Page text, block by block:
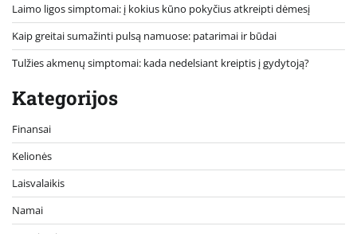
Laimo ligos simptomai: į kokius kūno pokyčius atkreipti dėmesį
Kaip greitai sumažinti pulsą namuose: patarimai ir būdai
Tulžies akmenų simptomai: kada nedelsiant kreiptis į gydytoją?
Kategorijos
Finansai
Kelionės
Laisvalaikis
Namai